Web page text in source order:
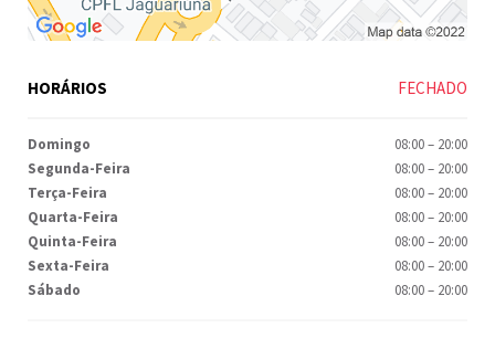
HORÁRIOS FECHADO
Domingo 08:00– 20:00
Segunda-Feira
08:00– 20:00
Terça-Feira
08:00– 20:00
Quarta-Feira
08:00– 20:00
Quinta-Feira
08:00– 20:00
Sexta-Feira
08:00– 20:00
Sábado
08:00– 20:00